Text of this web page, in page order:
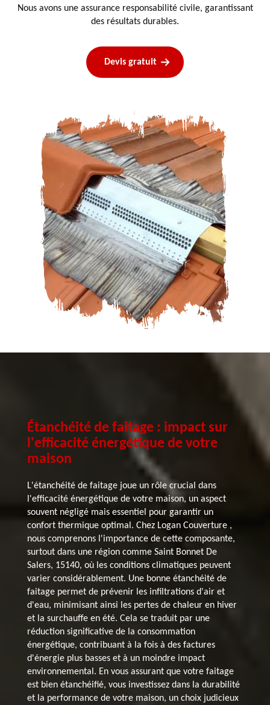
Nous avons une assurance responsabilité civile, garantissant
des résultats durables.
Devis gratuit
Étanchéité de faitage : impact sur
l'efficacité énergétique de votre
maison
L'étanchéité de faitage joue un rôle crucial dans
l'efficacité énergétique de votre maison, un aspect
souvent négligé mais essentiel pour garantir un
confort thermique optimal. Chez Logan Couverture ,
nous comprenons l'importance de cette composante,
surtout dans une région comme Saint Bonnet De
Salers, 15140, où les conditions climatiques peuvent
varier considérablement. Une bonne étanchéité de
faitage permet de prévenir les infiltrations d'air et
d'eau, minimisant ainsi les pertes de chaleur en hiver
et la surchauffe en été. Cela se traduit par une
réduction significative de la consommation
énergétique, contribuant à la fois à des factures
d'énergie plus basses et à un moindre impact
environnemental. En vous assurant que votre faitage
est bien étanchéifié, vous investissez dans la durabilité
et la performance de votre maison, un choix judicieux